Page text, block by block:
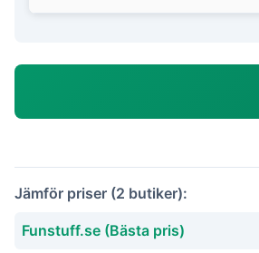
Jämför priser (2 butiker):
Funstuff.se (Bästa pris)